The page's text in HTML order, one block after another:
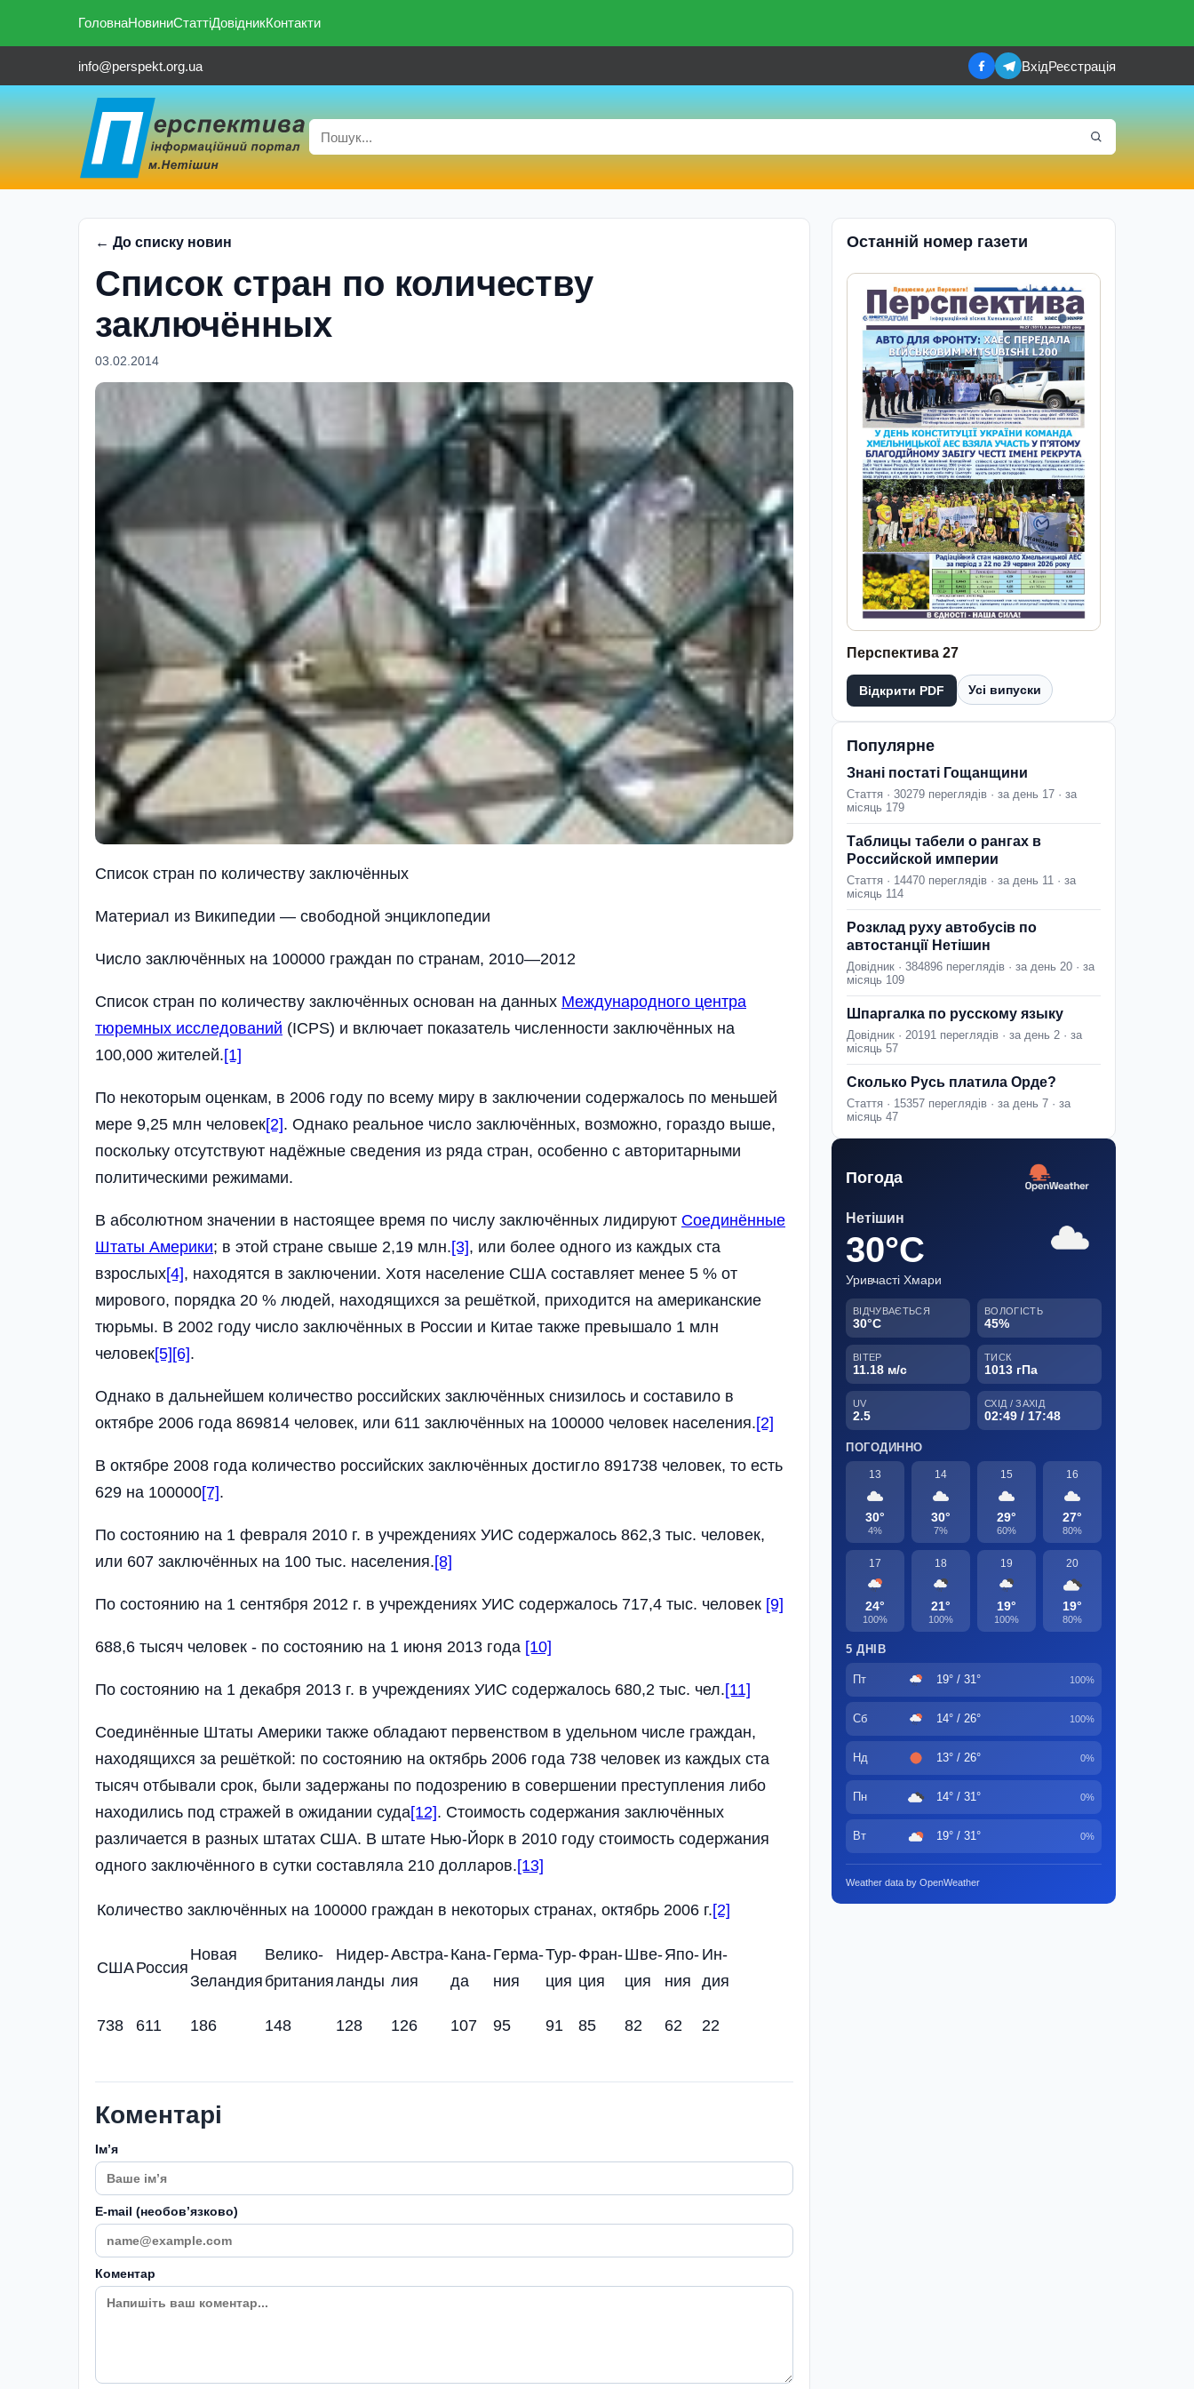
ГоловнаНовиниСтаттіДовідникКонтакти
info@perspekt.org.ua ВхідРеєстрація
← До списку новин
Список стран по количеству
заключённых
03.02.2014
Список стран по количеству заключённых
Материал из Википедии — свободной энциклопедии
Число заключённых на 100000 граждан по странам, 2010—2012
Список стран по количеству заключённых основан на данных Международного центра
тюремных исследований (ICPS) и включает показатель численности заключённых на
100,000 жителей.[1]
По некоторым оценкам, в 2006 году по всему миру в заключении содержалось по меньшей
мере 9,25 млн человек[2]. Однако реальное число заключённых, возможно, гораздо выше,
поскольку отсутствуют надёжные сведения из ряда стран, особенно с авторитарными
политическими режимами.
В абсолютном значении в настоящее время по числу заключённых лидируют Соединённые
Штаты Америки; в этой стране свыше 2,19 млн.[3], или более одного из каждых ста
взрослых[4], находятся в заключении. Хотя население США составляет менее 5 % от
мирового, порядка 20 % людей, находящихся за решёткой, приходится на американские
тюрьмы. В 2002 году число заключённых в России и Китае также превышало 1 млн
человек[5][6].
Однако в дальнейшем количество российских заключённых снизилось и составило в
октябре 2006 года 869814 человек, или 611 заключённых на 100000 человек населения.[2]
В октябре 2008 года количество российских заключённых достигло 891738 человек, то есть
629 на 100000[7].
По состоянию на 1 февраля 2010 г. в учреждениях УИС содержалось 862,3 тыс. человек,
или 607 заключённых на 100 тыс. населения.[8]
По состоянию на 1 сентября 2012 г. в учреждениях УИС содержалось 717,4 тыс. человек [9]
688,6 тысяч человек - по состоянию на 1 июня 2013 года [10]
По состоянию на 1 декабря 2013 г. в учреждениях УИС содержалось 680,2 тыс. чел.[11]
Соединённые Штаты Америки также обладают первенством в удельном числе граждан,
находящихся за решёткой: по состоянию на октябрь 2006 года 738 человек из каждых ста
тысяч отбывали срок, были задержаны по подозрению в совершении преступления либо
находились под стражей в ожидании суда[12]. Стоимость содержания заключённых
различается в разных штатах США. В штате Нью-Йорк в 2010 году стоимость содержания
одного заключённого в сутки составляла 210 долларов.[13]
Количество заключённых на 100000 граждан в некоторых странах, октябрь 2006 г.[2]
СШАРоссия
Новая
Зеландия
Велико-
британия
Нидер-
ланды
Австра-
лия
Кана-
да
Герма-
ния
Тур-
ция
Фран-
ция
Шве-
ция
Япо-
ния
Ин-
дия
738 611 186 148 128 126 107 95 91 85 82 62 22
Коментарі
Імʼя
E-mail (необовʼязково)
Коментар
Останній номер газети
Перспектива 27
Відкрити PDF Усі випуски
Популярне
Знані постаті Гощанщини
Стаття · 30279 переглядів · за день 17 · за
місяць 179
Таблицы табели о рангах в
Российской империи
Стаття · 14470 переглядів · за день 11 · за
місяць 114
Розклад руху автобусів по
автостанції Нетішин
Довідник · 384896 переглядів · за день 20 · за
місяць 109
Шпаргалка по русскому языку
Довідник · 20191 переглядів · за день 2 · за
місяць 57
Сколько Русь платила Орде?
Стаття · 15357 переглядів · за день 7 · за
місяць 47
Погода
Нетішин
30°C
Уривчасті Хмари
ВІДЧУВАЄТЬСЯ
30°C
ВОЛОГІСТЬ
45%
ВІТЕР
11.18 м/с
ТИСК
1013 гПа
UV
2.5
СХІД / ЗАХІД
02:49 / 17:48
ПОГОДИННО
13
30°
4%
14
30°
7%
15
29°
60%
16
27°
80%
17
24°
100%
18
21°
100%
19
19°
100%
20
19°
80%
5 ДНІВ
Пт 19° / 31° 100%
Сб 14° / 26° 100%
Нд 13° / 26° 0%
Пн 14° / 31° 0%
Вт 19° / 31° 0%
Weather data by OpenWeather